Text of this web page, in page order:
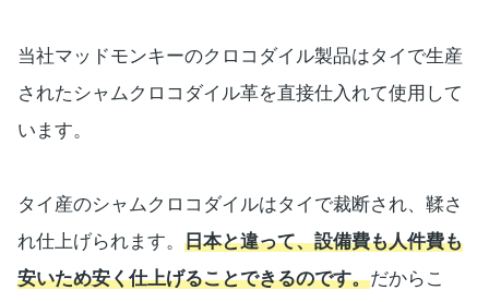
当社マッドモンキーのクロコダイル製品はタイで生産
されたシャムクロコダイル革を直接仕入れて使用して
います。
タイ産のシャムクロコダイルはタイで裁断され、鞣さ
れ仕上げられます。 日本と違って、設備費も人件費も
安いため安く仕上げることできるのです。だからこ